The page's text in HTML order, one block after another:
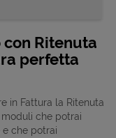
Ritenuta
perfetta
in Fattura la Ritenuta
che potrai
che potrai